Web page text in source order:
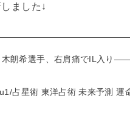
ました↓
木朗希選手、右肩痛でIL入り
占星術 東洋占術 未来予測 運